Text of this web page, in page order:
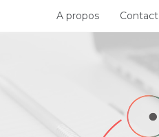
A propos Contact